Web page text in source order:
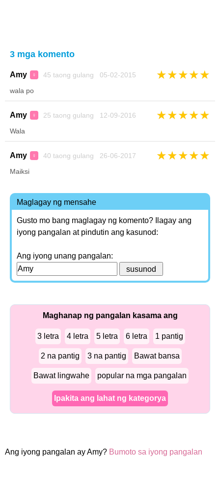
3 mga komento
Amy ♀ 45 taong gulang 05-02-2015 ★★★★★
wala po
Amy ♀ 25 taong gulang 12-09-2016 ★★★★★
Wala
Amy ♀ 40 taong gulang 26-06-2017 ★★★★★
Maiksi
Maglagay ng mensahe
Gusto mo bang maglagay ng komento? Ilagay ang
iyong pangalan at pindutin ang kasunod:
Ang iyong unang pangalan:
Maghanap ng pangalan kasama ang
3 letra 4 letra 5 letra 6 letra 1 pantig
2 na pantig 3 na pantig Bawat bansa
Bawat lingwahe popular na mga pangalan
Ipakita ang lahat ng kategorya
Ang iyong pangalan ay Amy? Bumoto sa iyong pangalan